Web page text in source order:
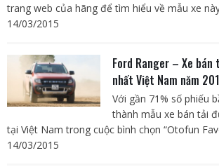
trang web của hãng để tìm hiểu về mẫu xe
14/03/2015
Ford Ranger – Xe
nhất Việt Nam năm
Với gần 71% số phiếu
thành mẫu xe bán tải
tại Việt Nam trong cuộc bình chọn “Otofun
14/03/2015